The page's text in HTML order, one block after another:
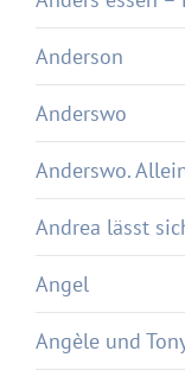
Anderson
Anderswo
Anderswo.
Andrea lässt
Angel
Angèle und